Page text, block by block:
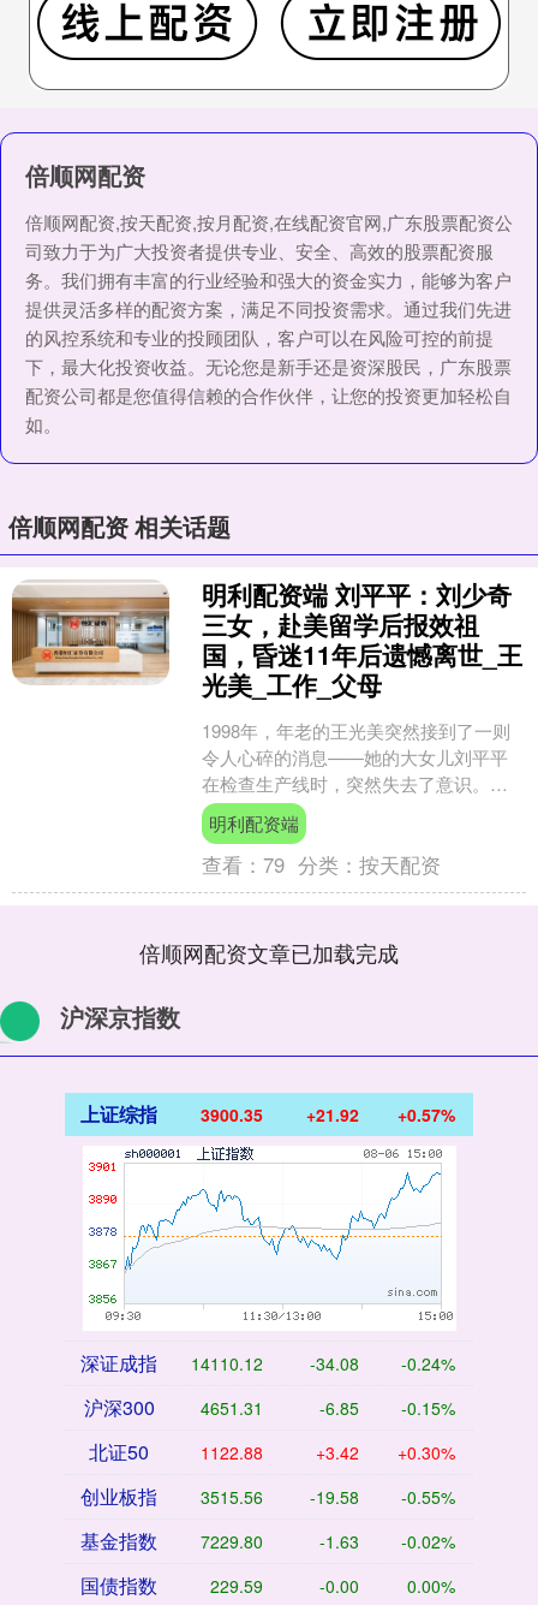
倍顺网配资
倍顺网配资,按天配资,按月配资,在线配资官网,广东股票配资公
司致力于为广大投资者提供专业、安全、高效的股票配资服
务。我们拥有丰富的行业经验和强大的资金实力，能够为客户
提供灵活多样的配资方案，满足不同投资需求。通过我们先进
的风控系统和专业的投顾团队，客户可以在风险可控的前提
下，最大化投资收益。无论您是新手还是资深股民，广东股票
配资公司都是您值得信赖的合作伙伴，让您的投资更加轻松自
如。
倍顺网配资 相关话题
明利配资端 刘平平：刘少奇
三女，赴美留学后报效祖
国，昏迷11年后遗憾离世_王
光美_工作_父母
1998年，年老的王光美突然接到了一则
令人心碎的消息——她的大女儿刘平平
在检查生产线时，突然失去了意识。尽
管医院工作人员迅速将她送到急救室，
但医生的诊断让人不禁....
明利配资端
查看：79 分类：按天配资
倍顺网配资文章已加载完成
沪深京指数
上证综指 3900.35 +21.92 +0.57%
深证成指 14110.12 -34.08 -0.24%
沪深300 4651.31 -6.85 -0.15%
北证50 1122.88 +3.42 +0.30%
创业板指 3515.56 -19.58 -0.55%
基金指数 7229.80 -1.63 -0.02%
国债指数 229.59 -0.00 0.00%